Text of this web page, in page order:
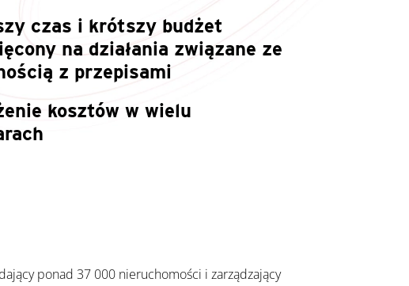
czas i krótszy budżet
na działania związane ze
z przepisami
kosztów w wielu
ponad 37 000 nieruchomości i zarządzający